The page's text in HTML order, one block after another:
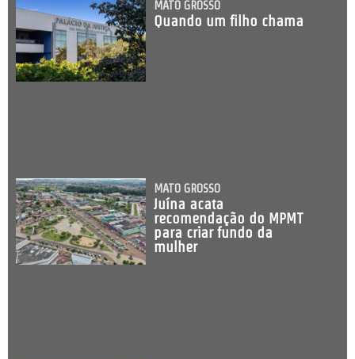
MATO GROSSO
Quando um filho chama
MATO GROSSO
Juína acata
recomendação do MPMT
para criar fundo da
mulher